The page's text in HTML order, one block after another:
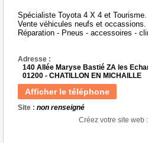
Spécialiste Toyota 4 X 4 et Tourisme.
Vente véhicules neufs et occassions.
Réparation - Pneus - accessoires -
Adresse :
140 Allée Maryse Bastié ZA les
01200 - CHATILLON EN MICHAILLE
Afficher le téléphone
Site : non renseigné
Créez votre site web :